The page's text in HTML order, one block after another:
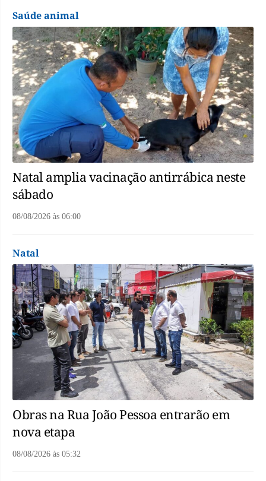
Saúde animal
Natal amplia vacinação antirrábica neste
sábado
08/08/2026 às 06:00
Natal
Obras na Rua João Pessoa entrarão em
nova etapa
08/08/2026 às 05:32